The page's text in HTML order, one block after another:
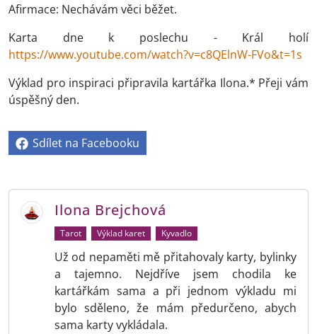
Afirmace: Nechávám věci běžet.
Karta dne k poslechu - Král holí
https://www.youtube.com/watch?v=c8QElnW-FVo&t=1s
Výklad pro inspiraci připravila kartářka Ilona.* Přeji vám
úspěšný den.
Sdílet na Facebooku
Ilona Brejchová
Tarot Výklad karet Kyvadlo
Už od nepaměti mě přitahovaly karty, bylinky
a tajemno. Nejdříve jsem chodila ke
kartářkám sama a při jednom výkladu mi
bylo sděleno, že mám předurčeno, abych
sama karty vykládala.